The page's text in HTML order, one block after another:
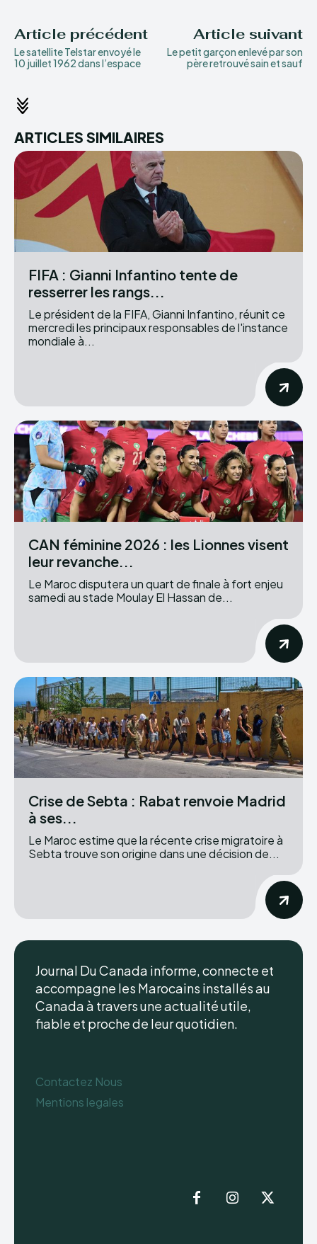
Article précédent
Le satellite Telstar envoyé le
10 juillet 1962 dans l’espace
Article suivant
Le petit garçon enlevé par son
père retrouvé sain et sauf
ARTICLES SIMILAIRES
FIFA : Gianni Infantino tente de
resserrer les rangs...
Le président de la FIFA, Gianni Infantino, réunit ce
mercredi les principaux responsables de l'instance
mondiale à...
CAN féminine 2026 : les Lionnes visent
leur revanche...
Le Maroc disputera un quart de finale à fort enjeu
samedi au stade Moulay El Hassan de...
Crise de Sebta : Rabat renvoie Madrid
à ses...
Le Maroc estime que la récente crise migratoire à
Sebta trouve son origine dans une décision de...
Journal Du Canada informe, connecte et
accompagne les Marocains installés au
Canada à travers une actualité utile,
fiable et proche de leur quotidien.
Contactez Nous
Mentions legales